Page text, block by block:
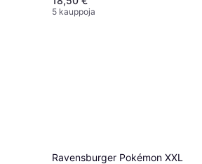
5 kauppoja
Ravensburger Pokémon XXL